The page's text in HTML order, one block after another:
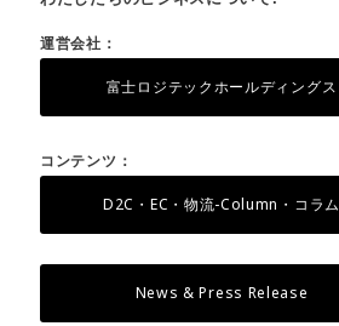
運営会社：
富士ロジテックホールディングス
コンテンツ：
D2C・EC・物流-Column・コラム
News & Press Release